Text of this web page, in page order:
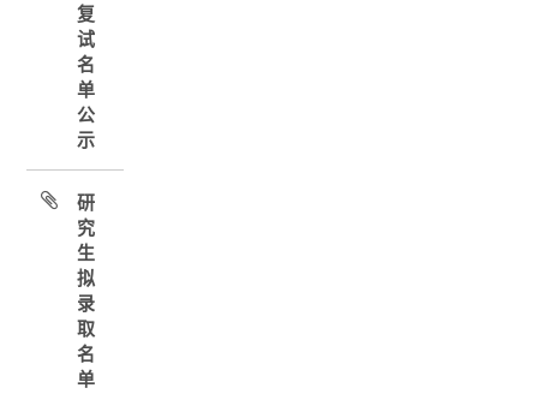
复
试
名
单
公
示
研
究
生
拟
录
取
名
单